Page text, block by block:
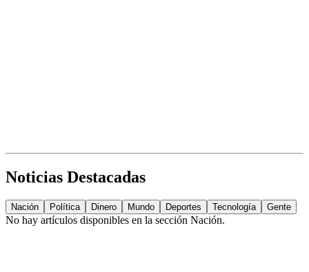
Noticias Destacadas
Nación Política Dinero Mundo Deportes Tecnología Gente
No hay artículos disponibles en la sección Nación.